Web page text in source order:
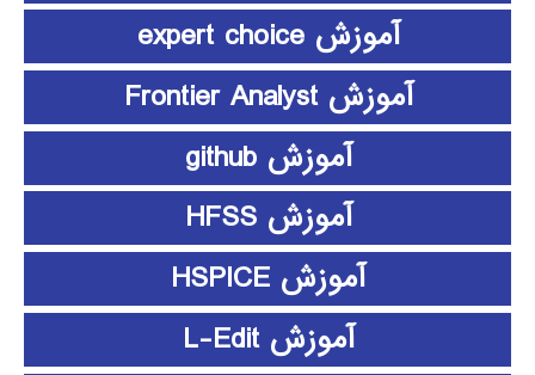
آموزش expert choice
آموزش Frontier Analyst
آموزش github
آموزش HFSS
آموزش HSPICE
آموزش L-Edit